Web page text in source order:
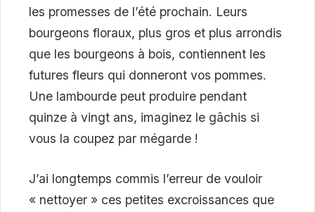
les promesses de l’été prochain. Leurs
bourgeons floraux, plus gros et plus arrondis
que les bourgeons à bois, contiennent les
futures fleurs qui donneront vos pommes.
Une lambourde peut produire pendant
quinze à vingt ans, imaginez le gâchis si
vous la coupez par mégarde !
J’ai longtemps commis l’erreur de vouloir
« nettoyer » ces petites excroissances que